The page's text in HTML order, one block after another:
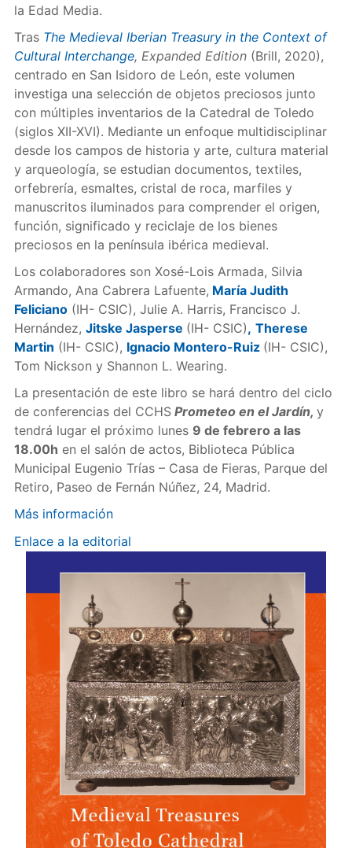
la Edad Media.
Tras The Medieval Iberian Treasury in the Context of
Cultural Interchange, Expanded Edition(Brill, 2020),
centrado en San Isidoro de León, este volumen
investiga una selección de objetos preciosos junto
con múltiples inventarios de la Catedral de Toledo
(siglos XII-XVI). Mediante un enfoque multidisciplinar
desde los campos de historia y arte, cultura material
y arqueología, se estudian documentos, textiles,
orfebrería, esmaltes, cristal de roca, marfiles y
manuscritos iluminados para comprender el origen,
función, significado y reciclaje de los bienes
preciosos en la península ibérica medieval.
Los colaboradores son Xosé-Lois Armada, Silvia
Armando, Ana Cabrera Lafuente, María Judith
Feliciano(IH- CSIC), Julie A. Harris, Francisco J.
Hernández, Jitske Jasperse (IH- CSIC), Therese
Martin (IH- CSIC), Ignacio Montero-Ruiz (IH- CSIC),
Tom Nickson y Shannon L. Wearing.
La presentación de este libro se hará dentro del ciclo
de conferencias del CCHSPrometeo en el Jardín, y
tendrá lugar el próximo lunes 9 de febrero a las
18.00h en el salón de actos, Biblioteca Pública
Municipal Eugenio Trías – Casa de Fieras, Parque del
Retiro, Paseo de Fernán Núñez, 24, Madrid.
Más información
Enlace a la editorial